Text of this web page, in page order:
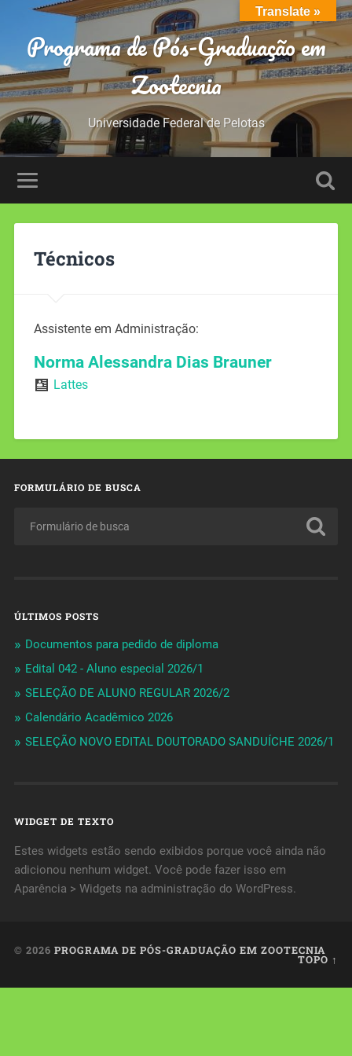
Programa de Pós-Graduação em
Zootecnia
Universidade Federal de Pelotas
Técnicos
Assistente em Administração:
Norma Alessandra Dias Brauner
Lattes
FORMULÁRIO DE BUSCA
ÚLTIMOS POSTS
Documentos para pedido de diploma
Edital 042 - Aluno especial 2026/1
SELEÇÃO DE ALUNO REGULAR 2026/2
Calendário Acadêmico 2026
SELEÇÃO NOVO EDITAL DOUTORADO SANDUÍCHE 2026/1
WIDGET DE TEXTO
Estes widgets estão sendo exibidos porque você ainda não
adicionou nenhum widget. Você pode fazer isso em
Aparência > Widgets na administração do WordPress.
© 2026 PROGRAMA DE PÓS-GRADUAÇÃO EM ZOOTECNIA
TOPO ↑
Translate »